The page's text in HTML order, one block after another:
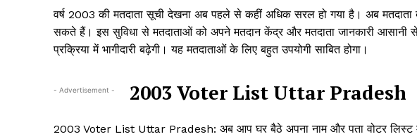
वर्ष 2003 की मतदाता सूची देखना अब पहले से कहीं अधिक सरल हो गया है। अब मतदाता
सकते हैं। इस सुविधा से मतदाताओं को अपने मतदान केंद्र और मतदाता जानकारी आसानी से
प्रक्रिया में भागीदारी बढ़ेगी। यह मतदाताओं के लिए बहुत उपयोगी साबित होगा।
- Advertisement - 2003 Voter List Uttar Pradesh
2003 Voter List Uttar Pradesh: अब आप घर बैठे अपना नाम और पता वोटर